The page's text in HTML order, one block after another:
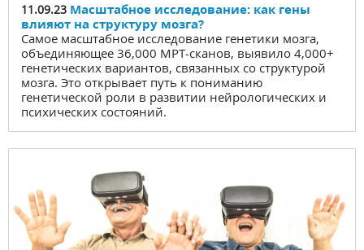
11.09.23 Масштабное исследование: как гены
влияют на структуру мозга?
Самое масштабное исследование генетики мозга,
объединяющее 36,000 МРТ-сканов, выявило 4,000+
генетических вариантов, связанных со структурой
мозга. Это открывает путь к пониманию
генетической роли в развитии нейрологических и
психических состояний.